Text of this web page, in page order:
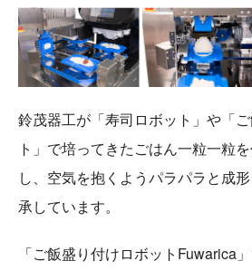
鈴茂器工が「寿司ロボット」や「
ト」で培ってきたごはん一粒一粒
し、空気を抱くようパラパラと成
承しています。
「ご飯盛り付けロボットFuwarica